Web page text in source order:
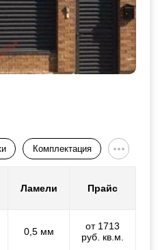
Комплектация
Ламели Прайс
0,5 мм
от 1713
руб. кв.м.